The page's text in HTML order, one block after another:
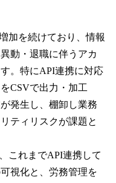
加を続けており、情報
動・退職に伴うアカ
。特にAPI連携に対応
CSVで出力・加工
発生し、棚卸し業務
ティリスクが課題と
これまでAPI連携して
視化と、労務管理を